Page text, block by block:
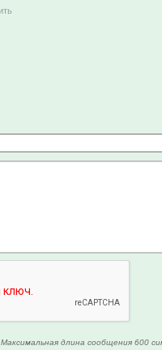
Максимальная длина сообщения 600